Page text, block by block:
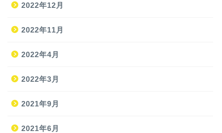
2022年12月
2022年11月
2022年4月
2022年3月
2021年9月
2021年6月